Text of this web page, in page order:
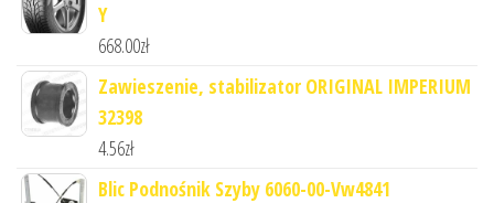
Y
668.00zł
Zawieszenie, stabilizator ORIGINAL IMPERIUM
32398
4.56zł
Blic Podnośnik Szyby 6060-00-Vw4841